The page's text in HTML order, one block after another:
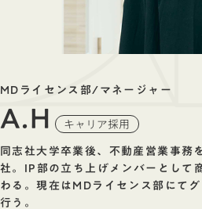
MDライセンス部/マネージャー
A.H キャリア採用
同志社大学卒業後、不動産営業事務
社。IP部の立ち上げメンバーとして
わる。現在はMDライセンス部にて
行う。